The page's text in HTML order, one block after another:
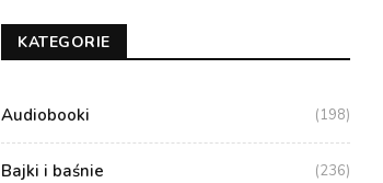
KATEGORIE
Audiobooki (198)
Bajki i baśnie (236)